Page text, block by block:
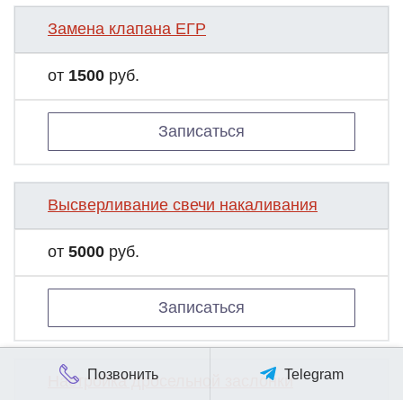
Замена клапана ЕГР
от 1500 руб.
Записаться
Высверливание свечи накаливания
от 5000 руб.
Записаться
Настройка дросельной заслонки
Позвонить Telegram